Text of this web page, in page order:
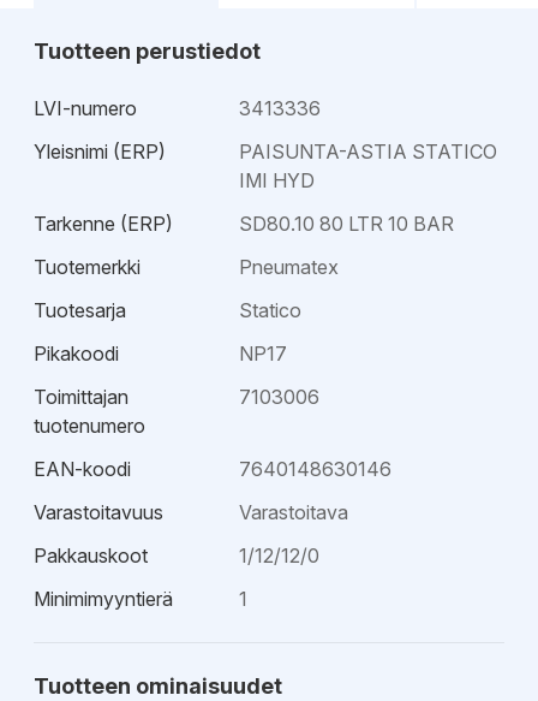
Tuotteen perustiedot
LVI-numero
3413336
Yleisnimi (ERP)
PAISUNTA-ASTIA STATICO
IMI HYD
Tarkenne (ERP)
SD80.10 80 LTR 10 BAR
Tuotemerkki
Pneumatex
Tuotesarja
Statico
Pikakoodi
NP17
Toimittajan
tuotenumero
7103006
EAN-koodi
7640148630146
Varastoitavuus
Varastoitava
Pakkauskoot
1/12/12/0
Minimimyyntierä
1
Tuotteen ominaisuudet